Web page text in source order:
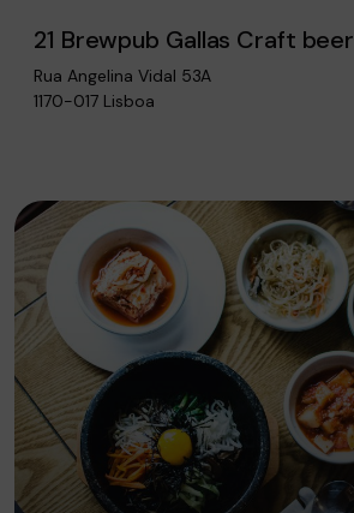
21 Brewpub Gallas Craft beer
Rua Angelina Vidal 53A
1170-017 Lisboa